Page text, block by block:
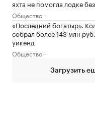
яхта не помогла лодке
Общество
«Последний богатырь.
собрал более 143 млн
уикенд
Общество
Загрузить